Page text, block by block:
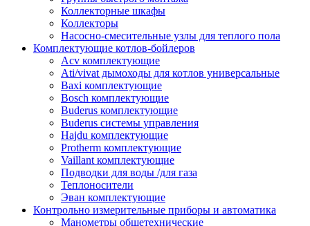
Коллекторные шкафы
Коллекторы
Насосно-смесительные узлы для теплого пола
Комплектующие котлов-бойлеров
Acv комплектующие
Ati/vivat дымоходы для котлов универсальные
Baxi комплектующие
Bosch комплектующие
Buderus комплектующие
Buderus системы управления
Hajdu комплектующие
Protherm комплектующие
Vaillant комплектующие
Подводки для воды /для газа
Теплоносители
Эван комплектующие
Контрольно измерительные приборы и автоматика
Манометры общетехнические